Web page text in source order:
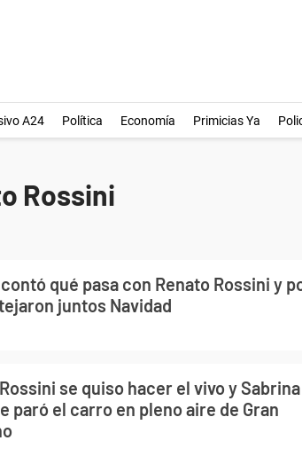
A24 Política Economía Primicias Ya
Rossini
qué pasa con Renato Rossini y
juntos Navidad
se quiso hacer el vivo y Sabrina
paró el carro en pleno aire de Gran